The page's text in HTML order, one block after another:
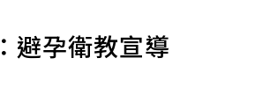
避孕衛教宣導